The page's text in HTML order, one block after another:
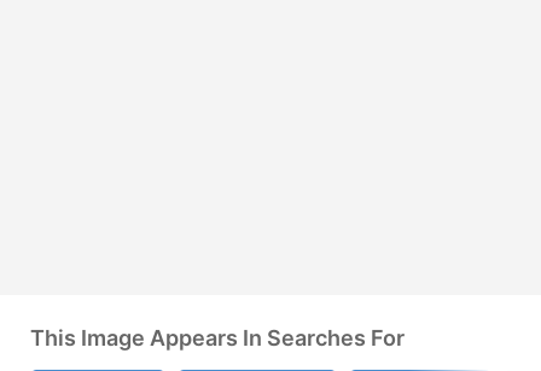
This Image Appears In Searches For